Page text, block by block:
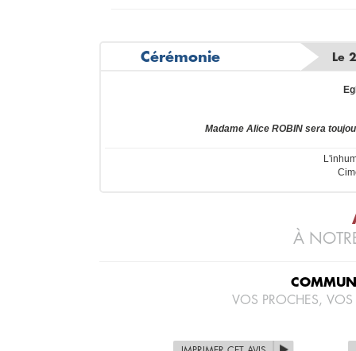
Cérémonie Le
Madame Alice ROBIN sera
À
VOS PROCHES,